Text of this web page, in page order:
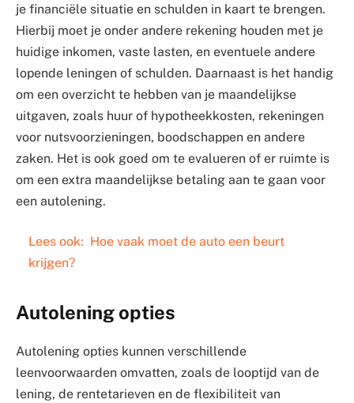
je financiële situatie en schulden in kaart te brengen.
Hierbij moet je onder andere rekening houden met je
huidige inkomen, vaste lasten, en eventuele andere
lopende leningen of schulden. Daarnaast is het handig
om een overzicht te hebben van je maandelijkse
uitgaven, zoals huur of hypotheekkosten, rekeningen
voor nutsvoorzieningen, boodschappen en andere
zaken. Het is ook goed om te evalueren of er ruimte is
om een extra maandelijkse betaling aan te gaan voor
een autolening.
Lees ook: Hoe vaak moet de auto een beurt
krijgen?
Autolening opties
Autolening opties kunnen verschillende
leenvoorwaarden omvatten, zoals de looptijd van de
lening, de rentetarieven en de flexibiliteit van